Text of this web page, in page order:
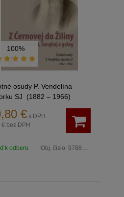
100%
osudy P. Vendelína
SJ (1882 – 1966)
€ s DPH
€ bez DPH
k odberu Obj. čislo: 9788081914867